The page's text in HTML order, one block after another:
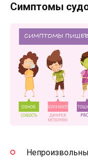
Симптомы